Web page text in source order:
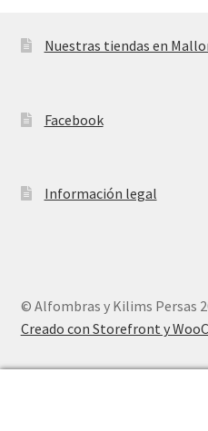
Nuestras tiendas en
Facebook
Información legal
© Alfombras y Kilims Persas
Creado con Storefront y